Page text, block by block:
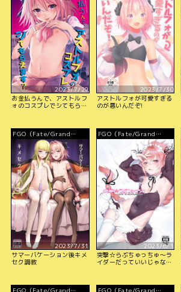
2023/7/29
お金払うんで、アストルフ
ォのコスプレでシてもらえ
2023/7/30
アストルフォが可愛すぎる
のが悪いんだぞ!
FGO（Fate/Grand
Order）
2023/7/31
サマーバケーション後キメ
セク調教
FGO（Fate/Grand
2023/8/1
突撃☆らぶちゅっちゅ～ラ
イダーだっていいじゃな